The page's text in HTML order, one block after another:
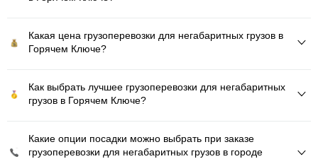
Какая цена грузоперевозки для негабаритных грузов в
Горячем Ключе?
Как выбрать лучшее грузоперевозки для негабаритных
грузов в Горячем Ключе?
Какие опции посадки можно выбрать при заказе
грузоперевозки для негабаритных грузов в городе